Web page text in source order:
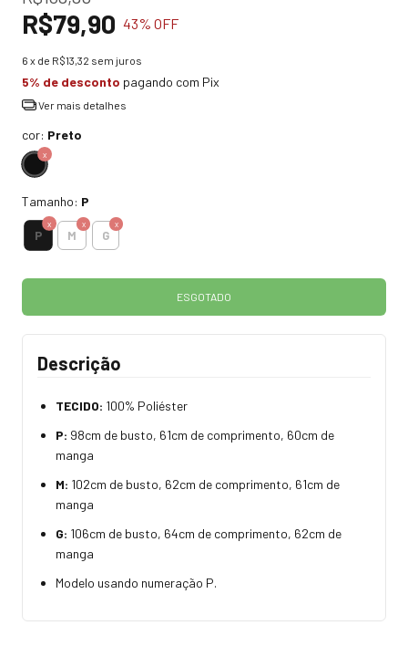
R$79,90 43% OFF
6 x de R$13,32 sem juros
5% de desconto pagando com Pix
Ver mais detalhes
cor: Preto
Tamanho: P
P M G
Descrição
TECIDO: 100% Poliéster
P: 98cm de busto, 61cm de comprimento, 60cm de
manga
M: 102cm de busto, 62cm de comprimento, 61cm de
manga
G: 106cm de busto, 64cm de comprimento, 62cm de
manga
Modelo usando numeração P.